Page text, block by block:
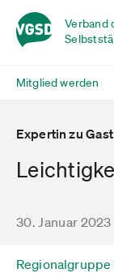
Verband
Mitglied werden
Expertin zu Gast
30. Januar 2023
Regionalgruppe